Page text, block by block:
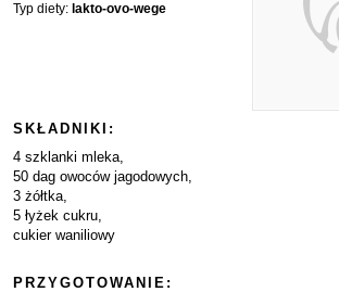
Typ diety: lakto-ovo-wege
SKŁADNIKI:
4 szklanki mleka,
50 dag owoców jagodowych,
3 żółtka,
5 łyżek cukru,
cukier waniliowy
PRZYGOTOWANIE: